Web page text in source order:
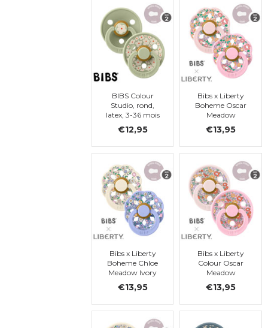
BIBS Colour
Studio, rond,
latex, 3-36 mois
(taille 2)
€12,95
Bibs x Liberty
Boheme Oscar
Meadow
Blossom Mix,
Latex, Taille 2
€13,95
Bibs x Liberty
Boheme Chloe
Meadow Ivory
€13,95
Bibs x Liberty
Colour Oscar
Meadow
Latex, taille 2
€13,95